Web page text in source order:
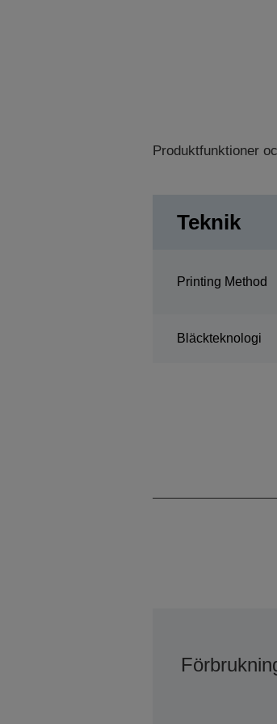
Produktfunktioner
Teknik
Printing Method
Bläckteknologi